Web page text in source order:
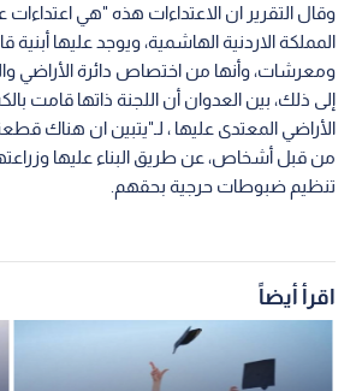
وقال التقرير ان الاعتداءات هذه "هي اعتداءات
المملكة الاردنية الهاشمية، ويوجد عليها أبنية
ومعرشات، وأنها من اختصاص دائرة الأراضي
إلى ذلك، بين العدوان أن اللجنة ذاتها قامت
الأراضي المعتدى عليها ، لـ"يتبين ان هناك
من قبل أشخاص، عن طريق البناء عليها
تنظيم ضبوطات حرجية بحقهم.
اقرأ أيضاً